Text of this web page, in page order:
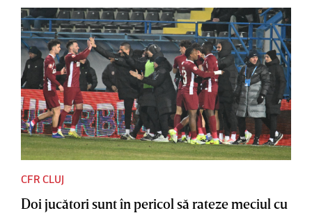
CFR CLUJ
Doi jucători sunt în pericol să rateze meciul cu